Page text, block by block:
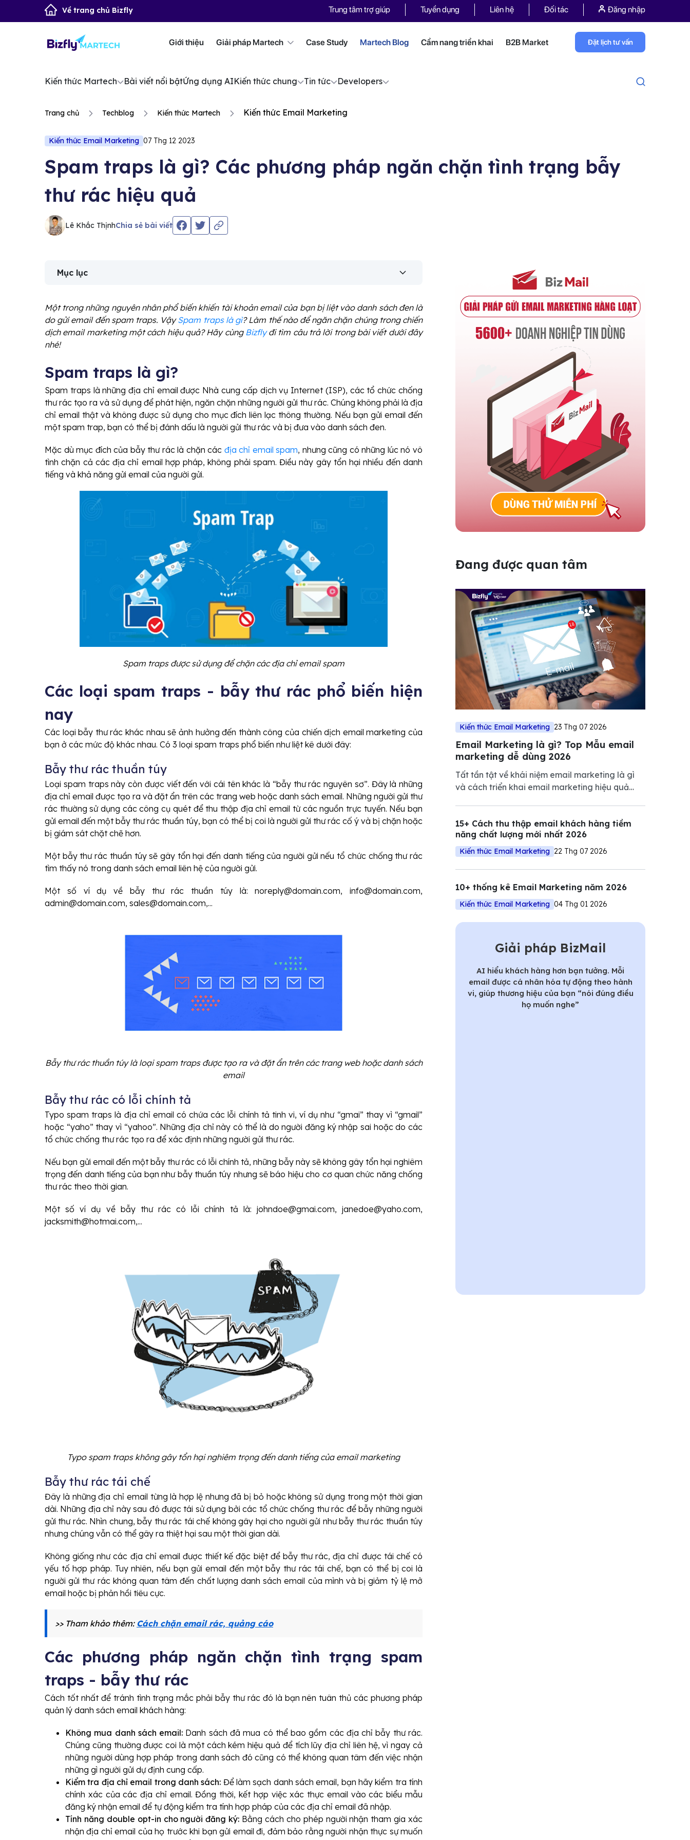
Về trang chủ Bizfly Trung tâm trợ giúp Tuyển dụng Liên hệ Đối tác Đăng nhập
Giới thiệu Giải pháp Martech Case Study Martech Blog Cẩm nang triển khai B2B Market Đặt lịch tư vấn
Kiến thức Martech Bài viết nổi bậtỨng dụng AIKiến thức chung Tin tức Developers
Trang chủ Techblog Kiến thức Martech Kiến thức Email Marketing
Kiến thức Email Marketing 07 Thg 12 2023
Spam traps là gì? Các phương pháp ngăn chặn tình trạng bẫy
thư rác hiệu quả
Lê Khắc ThịnhChia sẻ bài viết
Mục lục
Một trong những nguyên nhân phổ biến khiến tài khoản email của bạn bị liệt vào danh sách đen là
do gửi email đến spam traps. VậySpam traps là gì? Làm thế nào để ngăn chặn chúng trong chiến
dịch email marketing một cách hiệu quả? Hãy cùng Bizflyđi tìm câu trả lời trong bài viết dưới đây
nhé!
Spam traps là gì?
Spam traps là những địa chỉ email được Nhà cung cấp dịch vụ Internet (ISP), các tổ chức chống
thư rác tạo ra và sử dụng để phát hiện, ngăn chặn những người gửi thư rác. Chúng không phải là địa
chỉ email thật và không được sử dụng cho mục đích liên lạc thông thường. Nếu bạn gửi email đến
một spam trap, bạn có thể bị đánh dấu là người gửi thư rác và bị đưa vào danh sách đen.
Mặc dù mục đích của bẫy thư rác là chặn các địa chỉ email spam, nhưng cũng có những lúc nó vô
tình chặn cả các địa chỉ email hợp pháp, không phải spam. Điều này gây tổn hại nhiều đến danh
tiếng và khả năng gửi email của người gửi.
Spam traps được sử dụng để chặn các địa chỉ email spam
Các loại spam traps - bẫy thư rác phổ biến hiện
nay
Các loại bẫy thư rác khác nhau sẽ ảnh hưởng đến thành công của chiến dịch email marketing của
bạn ở các mức độ khác nhau. Có 3 loại spam traps phổ biến như liệt kê dưới đây:
Bẫy thư rác thuần túy
Loại spam traps này còn được viết đến với cái tên khác là “bẫy thư rác nguyên sơ”. Đây là những
địa chỉ email được tạo ra và đặt ẩn trên các trang web hoặc danh sách email. Những người gửi thư
rác thường sử dụng các công cụ quét để thu thập địa chỉ email từ các nguồn trực tuyến. Nếu bạn
gửi email đến một bẫy thư rác thuần túy, bạn có thể bị coi là người gửi thư rác cố ý và bị chặn hoặc
bị giám sát chặt chẽ hơn.
Một bẫy thư rác thuần túy sẽ gây tổn hại đến danh tiếng của người gửi nếu tổ chức chống thư rác
tìm thấy nó trong danh sách email liên hệ của người gửi.
Một số ví dụ về bẫy thư rác thuần túy là: noreply@domain.com, info@domain.com,
admin@domain.com, sales@domain.com,...
Bẫy thư rác thuần túy là loại spam traps được tạo ra và đặt ẩn trên các trang web hoặc danh sách
email
Bẫy thư rác có lỗi chính tả
Typo spam traps là địa chỉ email có chứa các lỗi chính tả tinh vi, ví dụ như “gmai” thay vì “gmail”
hoặc “yaho” thay vì “yahoo”. Những địa chỉ này có thể là do người đăng ký nhập sai hoặc do các
tổ chức chống thư rác tạo ra để xác định những người gửi thư rác.
Nếu bạn gửi email đến một bẫy thư rác có lỗi chính tả, những bẫy này sẽ không gây tổn hại nghiêm
trọng đến danh tiếng của bạn như bẫy thuần túy nhưng sẽ báo hiệu cho cơ quan chức năng chống
thư rác theo thời gian.
Một số ví dụ về bẫy thư rác có lỗi chính tả là: johndoe@gmai.com, janedoe@yaho.com,
jacksmith@hotmai.com,...
Typo spam traps không gây tổn hại nghiêm trọng đến danh tiếng của email marketing
Bẫy thư rác tái chế
Đây là những địa chỉ email từng là hợp lệ nhưng đã bị bỏ hoặc không sử dụng trong một thời gian
dài. Những địa chỉ này sau đó được tái sử dụng bởi các tổ chức chống thư rác để bẫy những người
gửi thư rác. Nhìn chung, bẫy thư rác tái chế không gây hại cho người gửi như bẫy thư rác thuần túy
nhưng chúng vẫn có thể gây ra thiệt hại sau một thời gian dài.
Không giống như các địa chỉ email được thiết kế đặc biệt để bẫy thư rác, địa chỉ được tái chế có
yếu tố hợp pháp. Tuy nhiên, nếu bạn gửi email đến một bẫy thư rác tái chế, bạn có thể bị coi là
người gửi thư rác không quan tâm đến chất lượng danh sách email của mình và bị giảm tỷ lệ mở
email hoặc bị phản hồi tiêu cực.
>> Tham khảo thêm: Cách chặn email rác, quảng cáo
Các phương pháp ngăn chặn tình trạng spam
traps - bẫy thư rác
Cách tốt nhất để tránh tình trạng mắc phải bẫy thư rác đó là bạn nên tuân thủ các phương pháp
quản lý danh sách email khách hàng:
Không mua danh sách email: Danh sách đã mua có thể bao gồm các địa chỉ bẫy thư rác.
Chúng cũng thường được coi là một cách kém hiệu quả để tích lũy địa chỉ liên hệ, vì ngay cả
những người dùng hợp pháp trong danh sách đó cũng có thể không quan tâm đến việc nhận
những gì người gửi dự định cung cấp.
Kiểm tra địa chỉ email trong danh sách: Để làm sạch danh sách email, bạn hãy kiểm tra tính
chính xác của các địa chỉ email. Đồng thời, kết hợp việc xác thực email vào các biểu mẫu
đăng ký nhận email để tự động kiểm tra tính hợp pháp của các địa chỉ email đã nhập.
Tính năng double opt-in cho người đăng ký: Bằng cách cho phép người nhận tham gia xác
nhận địa chỉ email của họ trước khi bạn gửi email đi, đảm bảo rằng người nhận thực sự muốn
Đang được quan tâm
Kiến thức Email Marketing 23 Thg 07 2026
Email Marketing là gì? Top Mẫu email
marketing dễ dùng 2026
Tất tần tật về khái niệm email marketing là gì
và cách triển khai email marketing hiệu quả
15+ Cách thu thập email khách hàng tiềm
năng chất lượng mới nhất 2026
Kiến thức Email Marketing 22 Thg 07 2026
10+ thống kê Email Marketing năm 2026
Kiến thức Email Marketing 04 Thg 01 2026
Giải pháp BizMail
AI hiểu khách hàng hơn bạn tưởng. Mỗi
email được cá nhân hóa tự động theo hành
vi, giúp thương hiệu của bạn “nói đúng điều
họ muốn nghe”